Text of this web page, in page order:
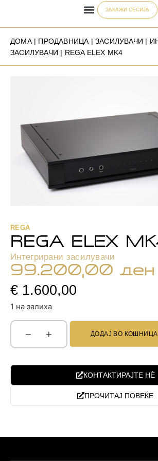
ЗАКАЖИ СЕСИЈА
ДОМА| ПРОДАВНИЦА |ЗАСИЛУВАЧИ |
ЗАСИЛУВАЧИ | REGA ELEX MK4
REGA
REGA ELEX
Интегрирани засилувачи
99.200,00 ден
€ 1.600,00
1 на залиха
− + ДОДАЈ ВО КОШНИЦА
КОНТАКТИРАЈТЕ НЀ
ПРОЧИТАЈ ПОВЕЌЕ